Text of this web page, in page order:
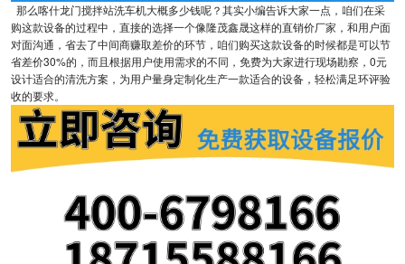
那么喀什龙门搅拌站洗车机大概多少钱呢？其实小编告诉大家一点，咱们在采
购这款设备的过程中，直接的选择一个像隆茂鑫晟这样的直销价厂家，和用户面
对面沟通，省去了中间商赚取差价的环节，咱们购买这款设备的时候都是可以节
省差价30%的，而且根据用户使用需求的不同，免费为大家进行现场勘察，0元
设计适合的清洗方案，为用户量身定制化生产一款适合的设备，轻松满足环评验
收的要求。